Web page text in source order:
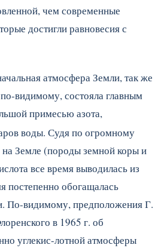
чем современные
достигли равновесия с
атмосфера Земли, так же
видимому, состояла главным
примесью азота,
воды. Судя по огромному
на Земле (породы земной коры и
все время выводилась из
постепенно обогащалась
По-видимому, предположения Г.
в 1965 г. об
углекис-лотной атмосферы